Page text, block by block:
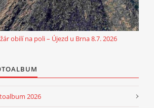
obilí na poli – Újezd u Brna 8.7. 2026
2026